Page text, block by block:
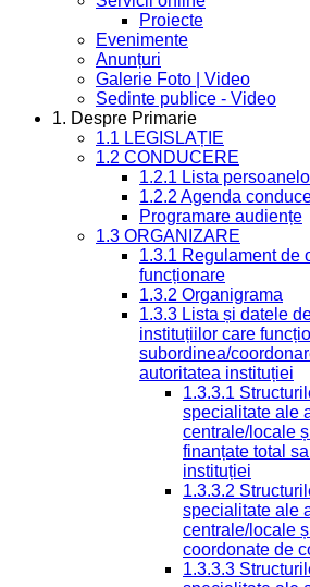
Proiecte
Evenimente
Anunțuri
Galerie Foto | Video
Sedinte publice - Video
1. Despre Primarie
1.1 LEGISLAȚIE
1.2 CONDUCERE
1.2.1 Lista
1.2.2 Agenda
Programare audiențe
1.3 ORGANIZARE
1.3.1 Regulament de
funcționare
1.3.2 Organigrama
1.3.3 Lista și datele
instituțiilor care
subordinea/
autoritatea instituției
1.3.3.1
specialitate ale
centrale/locale
finanțate total
instituției
1.3.3.2
specialitate ale
centrale/locale
coordonate de
1.3.3.3